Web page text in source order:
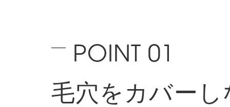
毛穴をカバー